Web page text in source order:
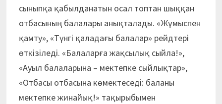
сыныпқа қабылданатын осал топтан шыққан
отбасының балалары анықталады. «Жұмыспен
қамту», «Түнгі қаладағы балалар» рейдтері
өткі­зіледі. «Балаларға жақсылық сыйла!»,
«Ауыл балаларына – мектепке сыйлықтар»,
«Отбасы отбасына көмектеседі: баланы
мектепке жинайық!» тақырыбымен